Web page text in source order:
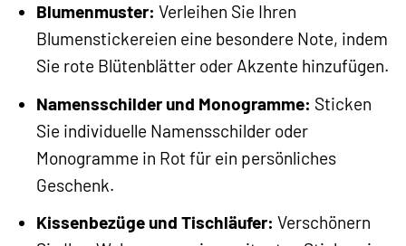
Blumenmuster: Verleihen Sie Ihren
Blumenstickereien eine besondere Note, indem
Sie rote Blütenblätter oder Akzente hinzufügen.
Namensschilder und Monogramme: Sticken
Sie individuelle Namensschilder oder
Monogramme in Rot für ein persönliches
Geschenk.
Kissenbezüge und Tischläufer: Verschönern